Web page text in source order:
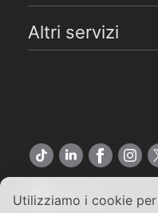
Utilizziamo i cookie
Altri servizi
Italiano